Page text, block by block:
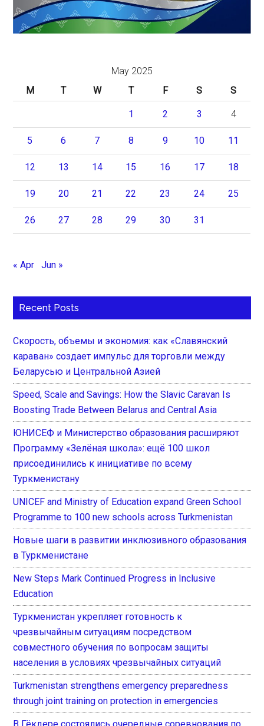
May 2025
M
T W T F S S
1 2 3 4
5 6 7 8 9 10 11
12 13 14 15 16 17 18
19 20 21 22 23 24 25
26 27 28 29 30 31
« Apr Jun »
Recent Posts
Скорость, объемы и экономия: как «Славянский
караван» создает импульс для торговли между
Беларусью и Центральной Азией
Speed, Scale and Savings: How the Slavic Caravan Is
Boosting Trade Between Belarus and Central Asia
ЮНИСЕФ и Министерство образования расширяют
Программу «Зелёная школа»: ещё 100 школ
присоединились к инициативе по всему
Туркменистану
UNICEF and Ministry of Education expand Green School
Programme to 100 new schools across Turkmenistan
Новые шаги в развитии инклюзивного образования
в Туркменистане
New Steps Mark Continued Progress in Inclusive
Education
Туркменистан укрепляет готовность к
чрезвычайным ситуациям посредством
совместного обучения по вопросам защиты
населения в условиях чрезвычайных ситуаций
Turkmenistan strengthens emergency preparedness
through joint training on protection in emergencies